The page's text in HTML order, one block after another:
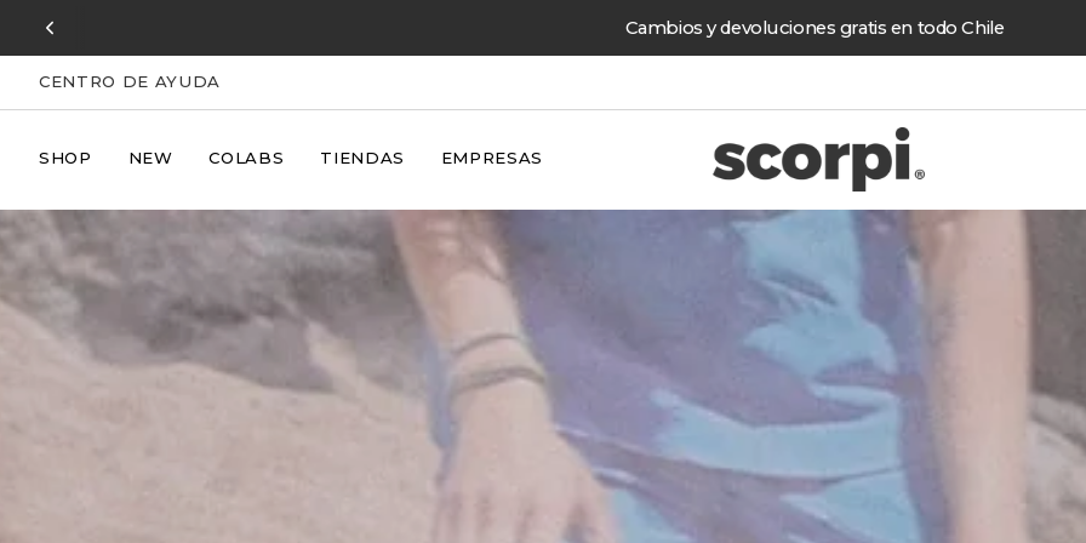
contenido
Cambios y devoluciones gratis en todo Chile
CENTRO DE AYUDA
SHOP NEW COLABS TIENDAS EMPRESAS